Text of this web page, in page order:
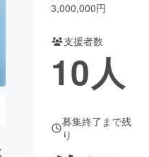
CAMPFIRE Creation
コミュニティ
3,000,000円
支援者数
10人
募集終了まで残
り